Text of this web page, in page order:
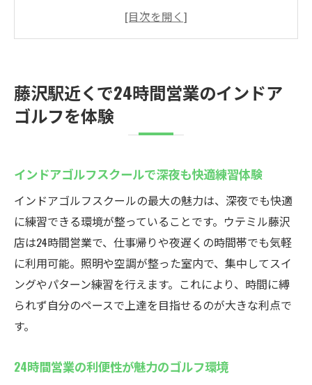
24時間営業の利便性が魅力のゴルフ環境
制
地域最安値プランで気軽に始めるゴルフ生
天候を気にせずインドアゴルフを楽しもう
ウテミル
初心者が安心して通えるインドアゴルフス
クール
親切なサポートでゴルフデビューも安心
通い放題プランで継続的な上達を実現
24時間営業で自分のペースで練習できる
藤沢駅近くで24時間営業のインドア
ゴルフを体験
インドアゴルフスクールで深夜も快適練習体験
インドアゴルフスクールの最大の魅力は、深夜でも快適
に練習できる環境が整っていることです。ウテミル藤沢
店は24時間営業で、仕事帰りや夜遅くの時間帯でも気軽
に利用可能。照明や空調が整った室内で、集中してスイ
ングやパターン練習を行えます。これにより、時間に縛
られず自分のペースで上達を目指せるのが大きな利点で
す。
24時間営業の利便性が魅力のゴルフ環境